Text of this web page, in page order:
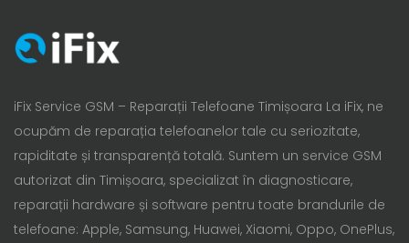
iFix Service GSM – Reparații Telefoane Timișoara La iFix, ne
ocupăm de reparația telefoanelor tale cu seriozitate,
rapiditate și transparență totală. Suntem un service GSM
autorizat din Timișoara, specializat în diagnosticare,
reparații hardware și software pentru toate brandurile de
telefoane: Apple, Samsung, Huawei, Xiaomi, Oppo, OnePlus,